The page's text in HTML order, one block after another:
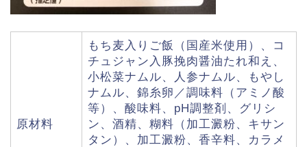
原材料
もち麦入りご飯（国産米使用）、コ
チュジャン入豚挽肉醤油たれ和え、
小松菜ナムル、人参ナムル、もやし
ナムル、錦糸卵／調味料（アミノ酸
等）、酸味料、pH調整剤、グリシ
ン、酒精、糊料（加工澱粉、キサン
タン）、加工澱粉、香辛料、カラメ